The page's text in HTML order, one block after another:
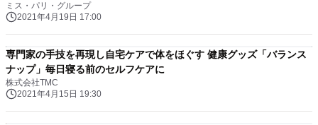
ミス・パリ・グループ
2021年4月19日 17:00
専門家の手技を再現し自宅ケアで体をほぐす 健康グッズ「バランス
ナップ」毎日寝る前のセルフケアに
株式会社TMC
2021年4月15日 19:30